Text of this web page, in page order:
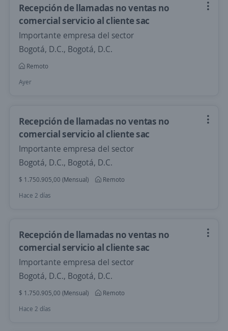
Recepción de llamadas no ventas no
comercial servicio al cliente sac
Importante empresa del sector
Bogotá, D.C., Bogotá, D.C.
Remoto
Ayer
Recepción de llamadas no ventas no
comercial servicio al cliente sac
Importante empresa del sector
Bogotá, D.C., Bogotá, D.C.
$ 1.750.905,00 (Mensual)
Remoto
Hace 2 días
Recepción de llamadas no ventas no
comercial servicio al cliente sac
Importante empresa del sector
Bogotá, D.C., Bogotá, D.C.
$ 1.750.905,00 (Mensual)
Remoto
Hace 2 días